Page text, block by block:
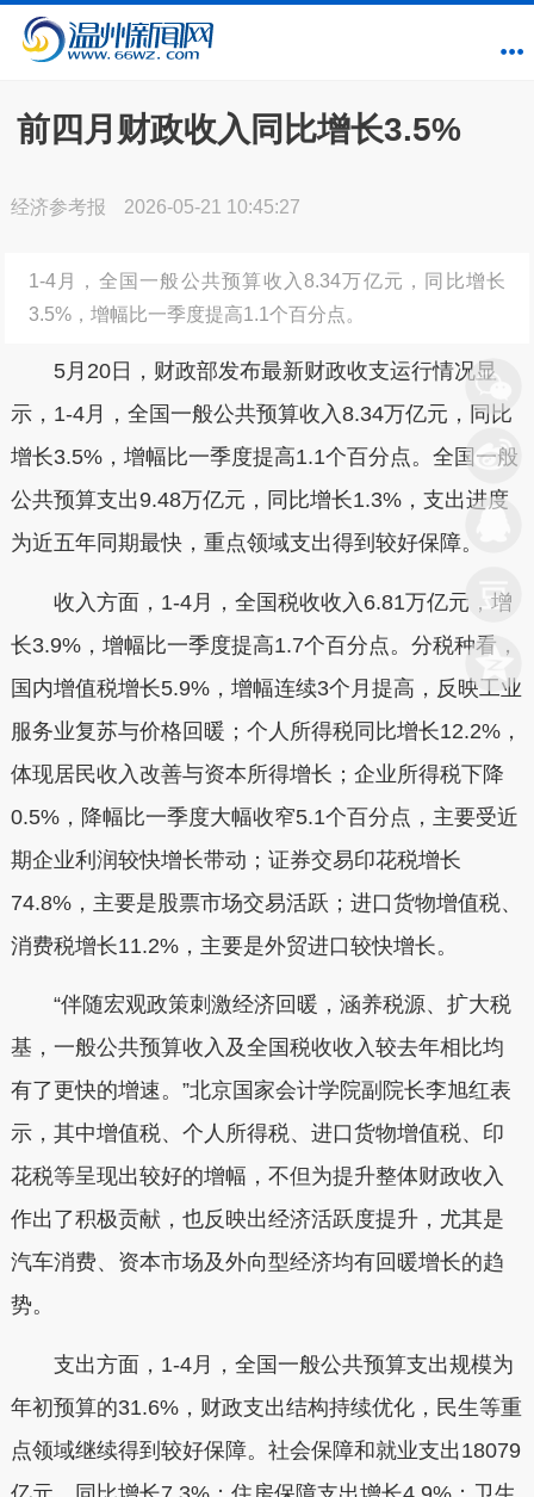
前四月财政收入同比增长3.5%
经济参考报 2026-05-21 10:45:27
1-4月，全国一般公共预算收入8.34万亿元，同比增长
3.5%，增幅比一季度提高1.1个百分点。
5月20日，财政部发布最新财政收支运行情况显
示，1-4月，全国一般公共预算收入8.34万亿元，同比
增长3.5%，增幅比一季度提高1.1个百分点。全国一般
公共预算支出9.48万亿元，同比增长1.3%，支出进度
为近五年同期最快，重点领域支出得到较好保障。
收入方面，1-4月，全国税收收入6.81万亿元，增
长3.9%，增幅比一季度提高1.7个百分点。分税种看，
国内增值税增长5.9%，增幅连续3个月提高，反映工业
服务业复苏与价格回暖；个人所得税同比增长12.2%，
体现居民收入改善与资本所得增长；企业所得税下降
0.5%，降幅比一季度大幅收窄5.1个百分点，主要受近
期企业利润较快增长带动；证券交易印花税增长
74.8%，主要是股票市场交易活跃；进口货物增值税、
消费税增长11.2%，主要是外贸进口较快增长。
“伴随宏观政策刺激经济回暖，涵养税源、扩大税
基，一般公共预算收入及全国税收收入较去年相比均
有了更快的增速。”北京国家会计学院副院长李旭红表
示，其中增值税、个人所得税、进口货物增值税、印
花税等呈现出较好的增幅，不但为提升整体财政收入
作出了积极贡献，也反映出经济活跃度提升，尤其是
汽车消费、资本市场及外向型经济均有回暖增长的趋
势。
支出方面，1-4月，全国一般公共预算支出规模为
年初预算的31.6%，财政支出结构持续优化，民生等重
点领域继续得到较好保障。社会保障和就业支出18079